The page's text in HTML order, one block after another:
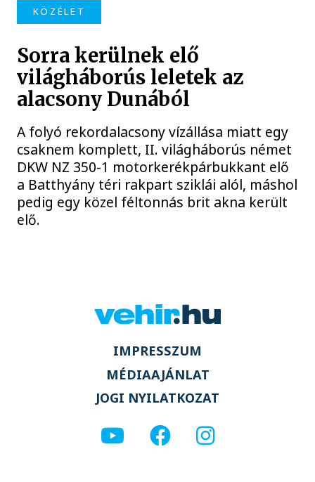
KÖZÉLET
Sorra kerülnek elő
világháborús leletek az
alacsony Dunából
A folyó rekordalacsony vízállása miatt egy
csaknem komplett, II. világháborús német
DKW NZ 350-1 motorkerékpárbukkant elő
a Batthyány téri rakpart sziklái alól, máshol
pedig egy közel féltonnás brit akna került
elő.
IMPRESSZUM
MÉDIAAJÁNLAT
JOGI NYILATKOZAT